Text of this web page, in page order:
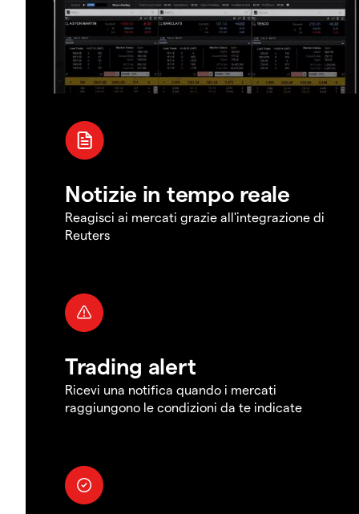
Notizie in tempo reale
Reagisci ai mercati grazie all'integrazione di
Reuters
Trading alert
Ricevi una notifica quando i mercati
raggiungono le condizioni da te indicate